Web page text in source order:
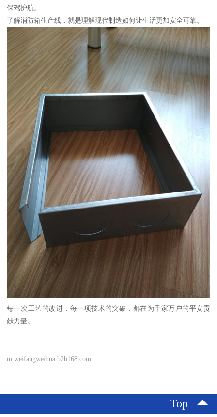
保驾护航。
了解消防箱生产线，就是理解现代制造如何让生活更加安全可靠。
每一次工艺的改进，每一项技术的突破，都在为千家万户的平安贡
献力量。
m.weifangweihua.b2b168.com
Top